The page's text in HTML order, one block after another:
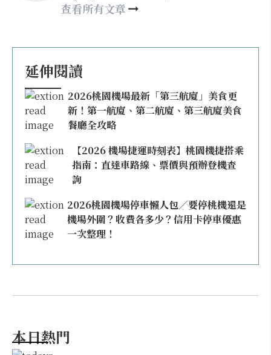
may860527@gmail.com
查看所有文章
延伸閱讀
2026桃園機場最新「第三航廈」美食更
新！第一航廈、第二航廈、第三航廈美食
餐廳全攻略
【2026 機場捷運時刻表】桃園機捷搭乘
指南：直達車路線、票價與預辦登機查
詢
2026桃園機場停車懶人包／要停桃機還是
機場外圍？收費各多少？信用卡停車優惠
一次整理！
本日熱門